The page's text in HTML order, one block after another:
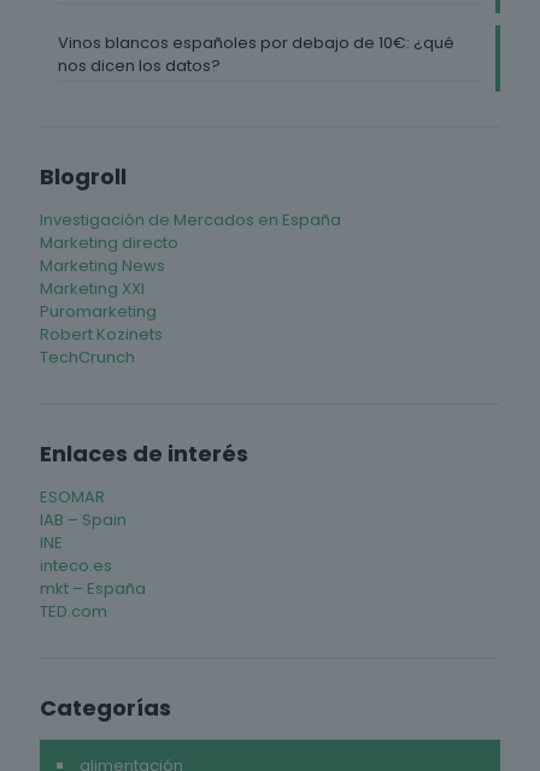
Vinos blancos españoles por debajo de 10€: ¿qué
nos dicen los datos?
Blogroll
Investigación de Mercados en España
Marketing directo
Marketing News
Marketing XXI
Puromarketing
Robert Kozinets
TechCrunch
Enlaces de interés
ESOMAR
IAB – Spain
INE
inteco.es
mkt – España
TED.com
Categorías
alimentación